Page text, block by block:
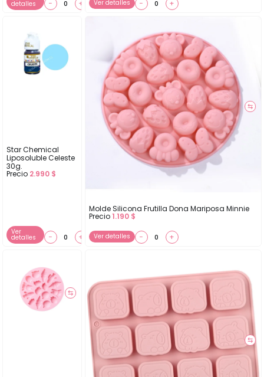
detalles − + Ver detalles − +
Star Chemical
Liposoluble Celeste
30g.
Precio 2.990 $
Ver
detalles − +
⇆
Molde Silicona Frutilla Dona Mariposa Minnie
Precio 1.190 $
Ver detalles − +
⇆
⇆